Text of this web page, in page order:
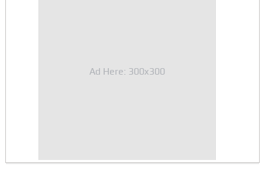
Ad Here: 300x300